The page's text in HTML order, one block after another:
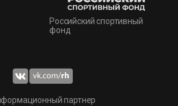
Российский спортивный
фонд
партнер